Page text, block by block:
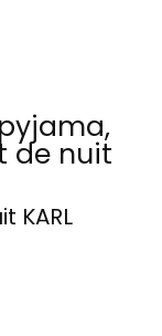
de nuit
KARL